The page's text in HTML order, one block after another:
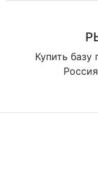
Купить